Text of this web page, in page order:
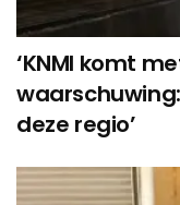
‘KNMI komt
deze regio’